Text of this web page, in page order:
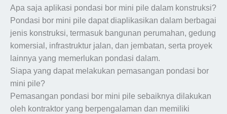
Apa saja aplikasi pondasi bor mini pile dalam konstruksi?
Pondasi bor mini pile dapat diaplikasikan dalam berbagai
jenis konstruksi, termasuk bangunan perumahan, gedung
komersial, infrastruktur jalan, dan jembatan, serta proyek
lainnya yang memerlukan pondasi dalam.
Siapa yang dapat melakukan pemasangan pondasi bor
mini pile?
Pemasangan pondasi bor mini pile sebaiknya dilakukan
oleh kontraktor yang berpengalaman dan memiliki